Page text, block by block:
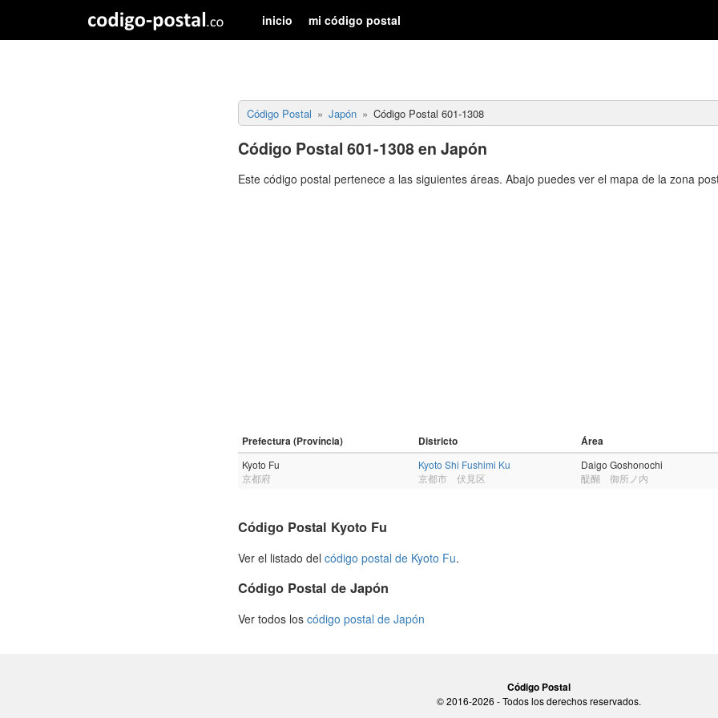
inicio mi código postal
Código Postal Japón Código Postal 601-1308
Código Postal 601-1308 en Japón
Este código postal pertenece a las siguientes áreas. Abajo puedes ver el mapa de la zona
Prefectura (Província) Districto Área
Kyoto Fu
京都府
Kyoto Shi Fushimi Ku
京都市 伏見区
Daigo Goshonochi
醍醐 御所ノ内
Código Postal Kyoto Fu
Ver el listado del código postal de Kyoto Fu.
Código Postal de Japón
Ver todos los código postal de Japón
Código Postal
© 2016-2026 - Todos los derechos reservados.